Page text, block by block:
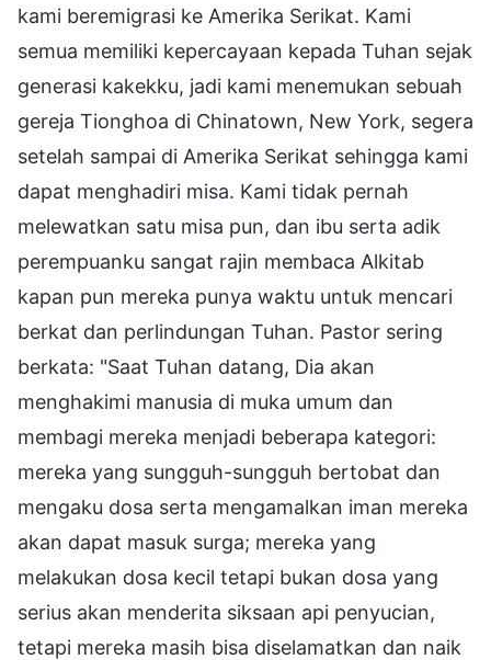
kami beremigrasi ke Amerika Serikat. Kami
semua memiliki kepercayaan kepada Tuhan sejak
generasi kakekku, jadi kami menemukan sebuah
gereja Tionghoa di Chinatown, New York, segera
setelah sampai di Amerika Serikat sehingga kami
dapat menghadiri misa. Kami tidak pernah
melewatkan satu misa pun, dan ibu serta adik
perempuanku sangat rajin membaca Alkitab
kapan pun mereka punya waktu untuk mencari
berkat dan perlindungan Tuhan. Pastor sering
berkata: "Saat Tuhan datang, Dia akan
menghakimi manusia di muka umum dan
membagi mereka menjadi beberapa kategori:
mereka yang sungguh-sungguh bertobat dan
mengaku dosa serta mengamalkan iman mereka
akan dapat masuk surga; mereka yang
melakukan dosa kecil tetapi bukan dosa yang
serius akan menderita siksaan api penyucian,
tetapi mereka masih bisa diselamatkan dan naik